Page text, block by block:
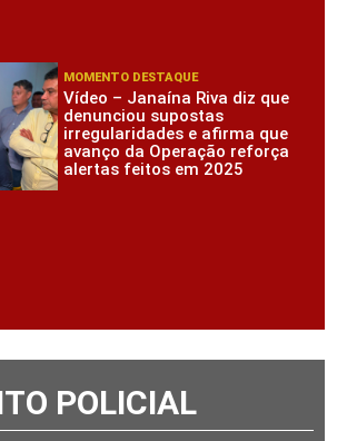
MOMENTO DESTAQUE
Vídeo – Janaína Riva diz que
denunciou supostas
irregularidades e afirma que
avanço da Operação reforça
alertas feitos em 2025
POLICIAL